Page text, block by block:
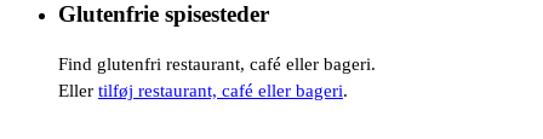
Glutenfrie spisesteder
Find glutenfri restaurant, café eller bageri.
Eller tilføj restaurant, café eller bageri.